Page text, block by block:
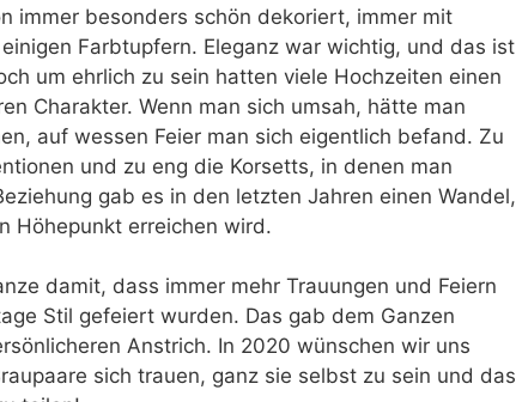
immer besonders schön dekoriert, immer mit
Farbtupfern. Eleganz war wichtig, und das ist
um ehrlich zu sein hatten viele Hochzeiten einen
Charakter. Wenn man sich umsah, hätte man
auf wessen Feier man sich eigentlich befand. Zu
und zu eng die Korsetts, in denen man
gab es in den letzten Jahren einen Wandel,
Höhepunkt erreichen wird.
damit, dass immer mehr Trauungen und Feiern
Stil gefeiert wurden. Das gab dem Ganzen
Anstrich. In 2020 wünschen wir uns
sich trauen, ganz sie selbst zu sein und das